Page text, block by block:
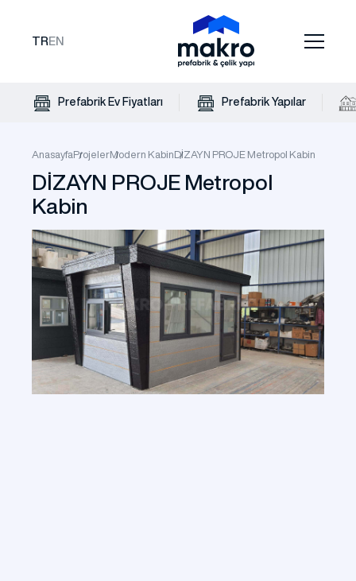
TR EN
Prefabrik Ev Fiyatları Prefabrik Yapılar
AnasayfaProjelerModern KabinDİZAYN PROJE Metropol Kabin
DİZAYN PROJE Metropol
Kabin